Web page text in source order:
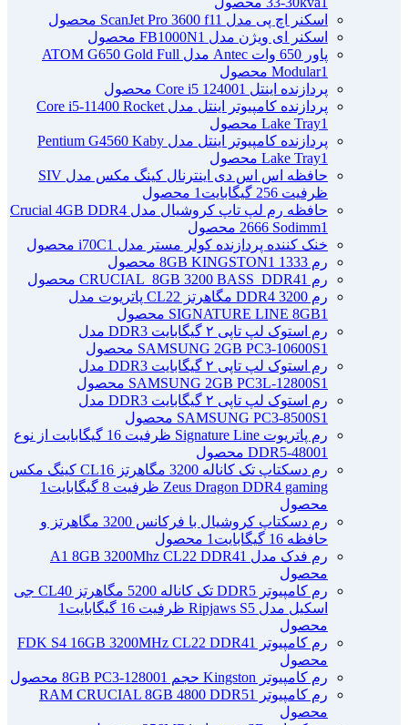
اسکنر اچ پی مدل ScanJet Pro 3600 f1 1 محصول
اسکنر ای ویژن مدل FB1000N 1 محصول
پاور 650 وات Antec مدل ATOM G650 Gold Full
Modular1 محصول
پردازنده اینتل Core i5 12400 1 محصول
پردازنده کامپیوتر اینتل مدل Core i5-11400 Rocket
Lake Tray1 محصول
پردازنده کامپیوتر اینتل مدل Pentium G4560 Kaby
Lake Tray1 محصول
حافظه اس اس دی اینترنال کینگ مکس مدل SIV
ظرفیت 256 گیگابایت
1 محصول
حافظه رم لپ تاپ کروشیال مدل Crucial 4GB DDR4
2666 Sodimm1 محصول
خنک کننده پردازنده کولر مستر مدل i70C 1 محصول
رم 1333 8GB KINGSTON
1 محصول
رم CRUCIAL_8GB 3200 BASS_DDR4 1 محصول
رم DDR4 3200 مگاهرتز CL22 پاتریوت مدل
SIGNATURE LINE 8GB1 محصول
رم استوک لپ تاپی ۲ گیگابایت DDR3 مدل
SAMSUNG 2GB PC3-10600S1 محصول
رم استوک لپ تاپی ۲ گیگابایت DDR3 مدل
SAMSUNG 2GB PC3L-12800S1 محصول
رم استوک لپ تاپی ۲ گیگابایت DDR3 مدل
SAMSUNG PC3-8500S1 محصول
رم پاتریوت Signature Line ظرفیت 16 گیگابایت از نوع
DDR5-48001 محصول
رم دسکتاپ تک کاناله 3200 مگاهرتز CL16 کینگ مکس
Zeus Dragon DDR4 gaming ظرفیت 8 گیگابایت
1
محصول
رم دسکتاپ کروشیال با فرکانس 3200 مگاهرتز و
حافظه 16 گیگابایت
1 محصول
رم فدک مدل A1 8GB 3200Mhz CL22 DDR4 1
محصول
رم کامپیوتر DDR5 تک کاناله 5200 مگاهرتز CL40 جی
اسکیل مدل Ripjaws S5 ظرفیت 16 گیگابایت
1
محصول
رم کامپیوتر FDK S4 16GB 3200MHz CL22 DDR4
1
محصول
رم کامپیوتر Kingston حجم 8GB PC3-12800
1 محصول
رم کامپیوتر RAM CRUCIAL 8GB 4800 DDR5
1
محصول